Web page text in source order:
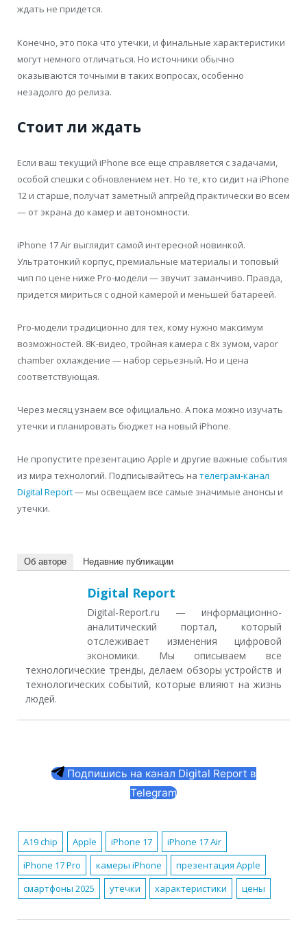
ждать не придется.
Конечно, это пока что утечки, и финальные характеристики
могут немного отличаться. Но источники обычно
оказываются точными в таких вопросах, особенно
незадолго до релиза.
Стоит ли ждать
Если ваш текущий iPhone все еще справляется с задачами,
особой спешки с обновлением нет. Но те, кто сидит на iPhone
12 и старше, получат заметный апгрейд практически во всем
— от экрана до камер и автономности.
iPhone 17 Air выглядит самой интересной новинкой.
Ультратонкий корпус, премиальные материалы и топовый
чип по цене ниже Pro-модели — звучит заманчиво. Правда,
придется мириться с одной камерой и меньшей батареей.
Pro-модели традиционно для тех, кому нужно максимум
возможностей. 8K-видео, тройная камера с 8x зумом, vapor
chamber охлаждение — набор серьезный. Но и цена
соответствующая.
Через месяц узнаем все официально. А пока можно изучать
утечки и планировать бюджет на новый iPhone.
Не пропустите презентацию Apple и другие важные события
из мира технологий. Подписывайтесь на телеграм-канал
Digital Report— мы освещаем все самые значимые анонсы и
утечки.
Об авторе Недавние публикации
Digital Report
Digital-Report.ru — информационно-
аналитический портал, который
отслеживает изменения цифровой
экономики. Мы описываем все
технологические тренды, делаем обзоры устройств и
технологических событий, которые влияют на жизнь
людей.
Подпишись на канал Digital Report в
Telegram
A19 chip Apple iPhone 17
iPhone 17 Air
iPhone 17 Pro
камеры iPhone
презентация Apple
смартфоны 2025
утечки характеристики цены